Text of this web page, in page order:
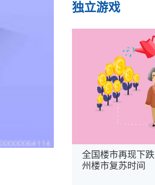
独立游戏
全国楼市再现下
州楼市复苏时间